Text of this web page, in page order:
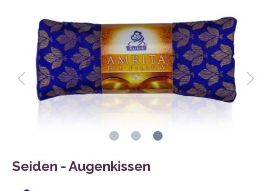
Seiden - Augenkissen